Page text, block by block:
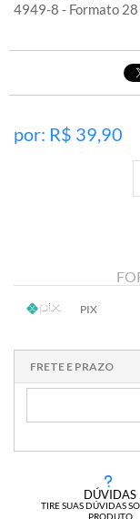
4949-8 - Formato 28
DÚVIDAS
TIRE SUAS DÚVIDAS
PRODUTO
por: R$ 39,90
PIX
..
FRETE E PRAZO